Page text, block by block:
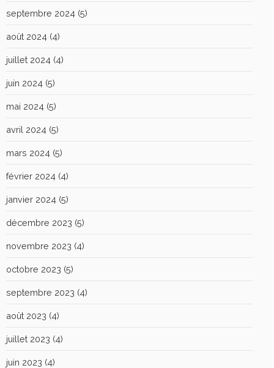
septembre 2024 (5)
août 2024 (4)
juillet 2024 (4)
juin 2024 (5)
mai 2024 (5)
avril 2024 (5)
mars 2024 (5)
février 2024 (4)
janvier 2024 (5)
décembre 2023 (5)
novembre 2023 (4)
octobre 2023 (5)
septembre 2023 (4)
août 2023 (4)
juillet 2023 (4)
juin 2023 (4)